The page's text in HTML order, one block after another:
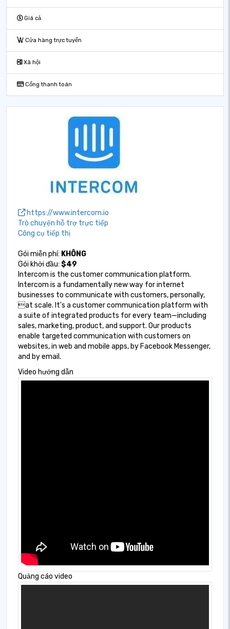
Giá cả
Cửa hàng trực tuyến
Xã hội
Cổng thanh toán
https://www.intercom.io
Trò chuyện hỗ trợ trực tiếp
Công cụ tiếp thị
Gói miễn phí: KHÔNG
Gói khởi đầu: $49
Intercom is the customer communication platform.
Intercom is a fundamentally new way for internet
businesses to communicate with customers, personally,
at scale. It's a customer communication platform with
a suite of integrated products for every team—including
sales, marketing, product, and support. Our products
enable targeted communication with customers on
websites, in web and mobile apps, by Facebook Messenger,
and by email.
Video hướng dẫn
Quảng cáo video